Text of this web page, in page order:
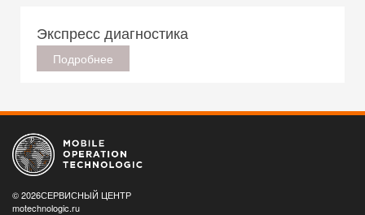
Экспресс диагностика
Подробнее
© 2026СЕРВИСНЫЙ ЦЕНТР
motechnologic.ru